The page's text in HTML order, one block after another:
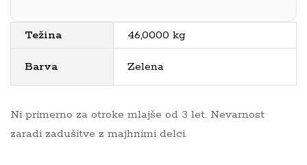
Težina 46,0000 kg
Barva Zelena
Ni primerno za otroke mlajše od 3 let. Nevarnost
zaradi zadušitve z majhnimi delci.